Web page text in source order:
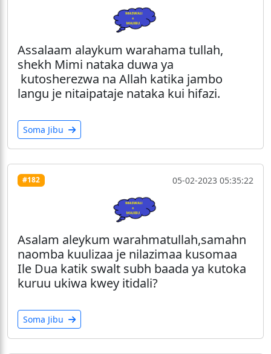
Assalaam alaykum warahama tullah,
shekh Mimi nataka duwa ya
kutosherezwa na Allah katika jambo
langu je nitaipataje nataka kui hifazi.
Soma Jibu
#182 05-02-2023 05:35:22
Asalam aleykum warahmatullah,samahn
naomba kuulizaa je nilazimaa kusomaa
Ile Dua katik swalt subh baada ya kutoka
kuruu ukiwa kwey itidali?
Soma Jibu